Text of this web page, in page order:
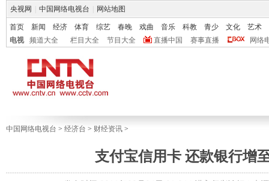
央视网 中国网络电视台 网站地图
首页 新闻 经济 体育 综艺 春晚 戏曲 音乐 科教 青少 文化
艺术
电视
频道大全 栏目大全 节目大全 直播中国 赛事直播 网络
中国网络电视台 > 经济台 > 财经资讯 >
支付宝信用卡 还款银行增